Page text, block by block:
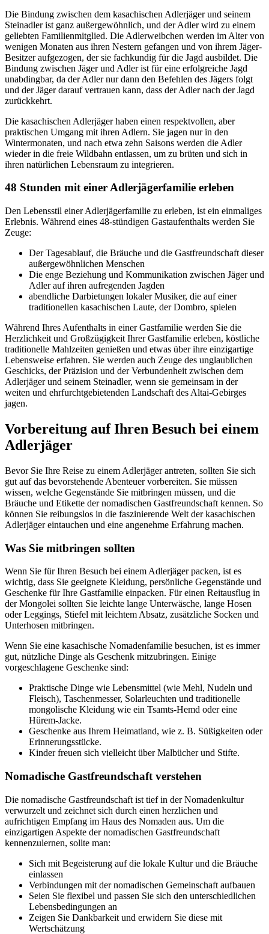
Die Bindung zwischen dem kasachischen Adlerjäger und seinem
Steinadler ist ganz außergewöhnlich, und der Adler wird zu einem
geliebten Familienmitglied. Die Adlerweibchen werden im Alter von
wenigen Monaten aus ihren Nestern gefangen und von ihrem Jäger-
Besitzer aufgezogen, der sie fachkundig für die Jagd ausbildet. Die
Bindung zwischen Jäger und Adler ist für eine erfolgreiche Jagd
unabdingbar, da der Adler nur dann den Befehlen des Jägers folgt
und der Jäger darauf vertrauen kann, dass der Adler nach der Jagd
zurückkehrt.
Die kasachischen Adlerjäger haben einen respektvollen, aber
praktischen Umgang mit ihren Adlern. Sie jagen nur in den
Wintermonaten, und nach etwa zehn Saisons werden die Adler
wieder in die freie Wildbahn entlassen, um zu brüten und sich in
ihren natürlichen Lebensraum zu integrieren.
48 Stunden mit einer Adlerjägerfamilie erleben
Den Lebensstil einer Adlerjägerfamilie zu erleben, ist ein einmaliges
Erlebnis. Während eines 48-stündigen Gastaufenthalts werden Sie
Zeuge:
Der Tagesablauf, die Bräuche und die Gastfreundschaft dieser
außergewöhnlichen Menschen
Die enge Beziehung und Kommunikation zwischen Jäger und
Adler auf ihren aufregenden Jagden
abendliche Darbietungen lokaler Musiker, die auf einer
traditionellen kasachischen Laute, der Dombro, spielen
Während Ihres Aufenthalts in einer Gastfamilie werden Sie die
Herzlichkeit und Großzügigkeit Ihrer Gastfamilie erleben, köstliche
traditionelle Mahlzeiten genießen und etwas über ihre einzigartige
Lebensweise erfahren. Sie werden auch Zeuge des unglaublichen
Geschicks, der Präzision und der Verbundenheit zwischen dem
Adlerjäger und seinem Steinadler, wenn sie gemeinsam in der
weiten und ehrfurchtgebietenden Landschaft des Altai-Gebirges
jagen.
Vorbereitung auf Ihren Besuch bei einem
Adlerjäger
Bevor Sie Ihre Reise zu einem Adlerjäger antreten, sollten Sie sich
gut auf das bevorstehende Abenteuer vorbereiten. Sie müssen
wissen, welche Gegenstände Sie mitbringen müssen, und die
Bräuche und Etikette der nomadischen Gastfreundschaft kennen. So
können Sie reibungslos in die faszinierende Welt der kasachischen
Adlerjäger eintauchen und eine angenehme Erfahrung machen.
Was Sie mitbringen sollten
Wenn Sie für Ihren Besuch bei einem Adlerjäger packen, ist es
wichtig, dass Sie geeignete Kleidung, persönliche Gegenstände und
Geschenke für Ihre Gastfamilie einpacken. Für einen Reitausflug in
der Mongolei sollten Sie leichte lange Unterwäsche, lange Hosen
oder Leggings, Stiefel mit leichtem Absatz, zusätzliche Socken und
Unterhosen mitbringen.
Wenn Sie eine kasachische Nomadenfamilie besuchen, ist es immer
gut, nützliche Dinge als Geschenk mitzubringen. Einige
vorgeschlagene Geschenke sind:
Praktische Dinge wie Lebensmittel (wie Mehl, Nudeln und
Fleisch), Taschenmesser, Solarleuchten und traditionelle
mongolische Kleidung wie ein Tsamts-Hemd oder eine
Hürem-Jacke.
Geschenke aus Ihrem Heimatland, wie z. B. Süßigkeiten oder
Erinnerungsstücke.
Kinder freuen sich vielleicht über Malbücher und Stifte.
Nomadische Gastfreundschaft verstehen
Die nomadische Gastfreundschaft ist tief in der Nomadenkultur
verwurzelt und zeichnet sich durch einen herzlichen und
aufrichtigen Empfang im Haus des Nomaden aus. Um die
einzigartigen Aspekte der nomadischen Gastfreundschaft
kennenzulernen, sollte man:
Sich mit Begeisterung auf die lokale Kultur und die Bräuche
einlassen
Verbindungen mit der nomadischen Gemeinschaft aufbauen
Seien Sie flexibel und passen Sie sich den unterschiedlichen
Lebensbedingungen an
Zeigen Sie Dankbarkeit und erwidern Sie diese mit
Wertschätzung